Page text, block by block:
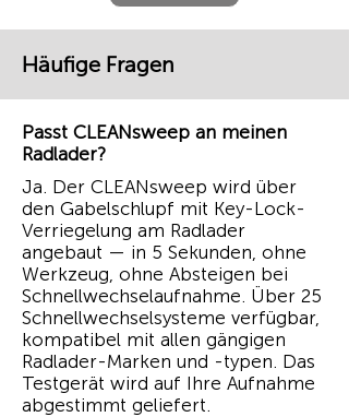
Häufige Fragen
Passt CLEANsweep an meinen
Radlader?
Ja. Der CLEANsweep wird über
den Gabelschlupf mit Key-Lock-
Verriegelung am Radlader
angebaut — in 5 Sekunden, ohne
Werkzeug, ohne Absteigen bei
Schnellwechselaufnahme. Über 25
Schnellwechselsysteme verfügbar,
kompatibel mit allen gängigen
Radlader-Marken und -typen. Das
Testgerät wird auf Ihre Aufnahme
abgestimmt geliefert.